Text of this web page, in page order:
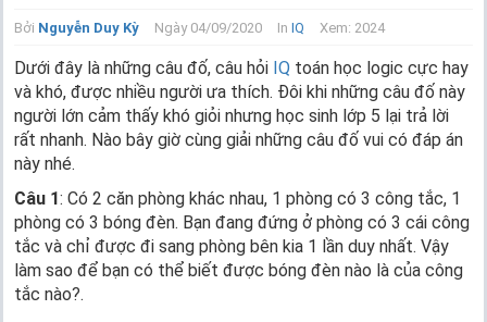
o
n
Bởi Nguyễn Duy Kỳ Ngày 04/09/2020 In IQ Xem: 2024
Dưới đây là những câu đố, câu hỏi IQ toán học logic cực hay
và khó, được nhiều người ưa thích. Đôi khi những câu đố này
người lớn cảm thấy khó giỏi nhưng học sinh lớp 5 lại trả lời
rất nhanh. Nào bây giờ cùng giải những câu đố vui có đáp án
này nhé.
Câu 1: Có 2 căn phòng khác nhau, 1 phòng có 3 công tắc, 1
phòng có 3 bóng đèn. Bạn đang đứng ở phòng có 3 cái công
tắc và chỉ được đi sang phòng bên kia 1 lần duy nhất. Vậy
làm sao để bạn có thể biết được bóng đèn nào là của công
tắc nào?.